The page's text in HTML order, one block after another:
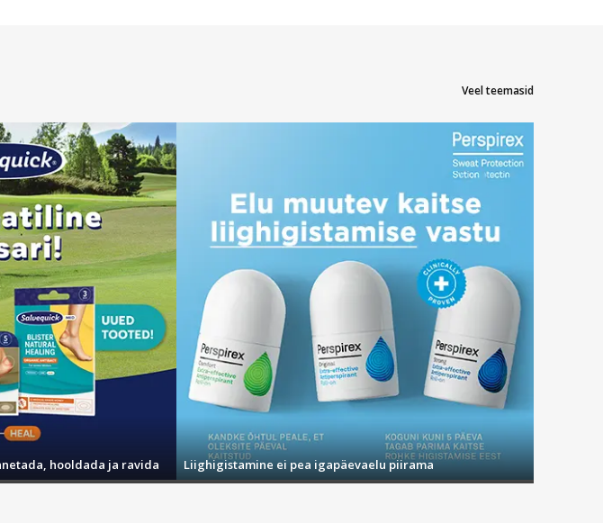
Veel teemasid
hooldada ja ravida Liighigistamine ei pea igapäevaelu piirama